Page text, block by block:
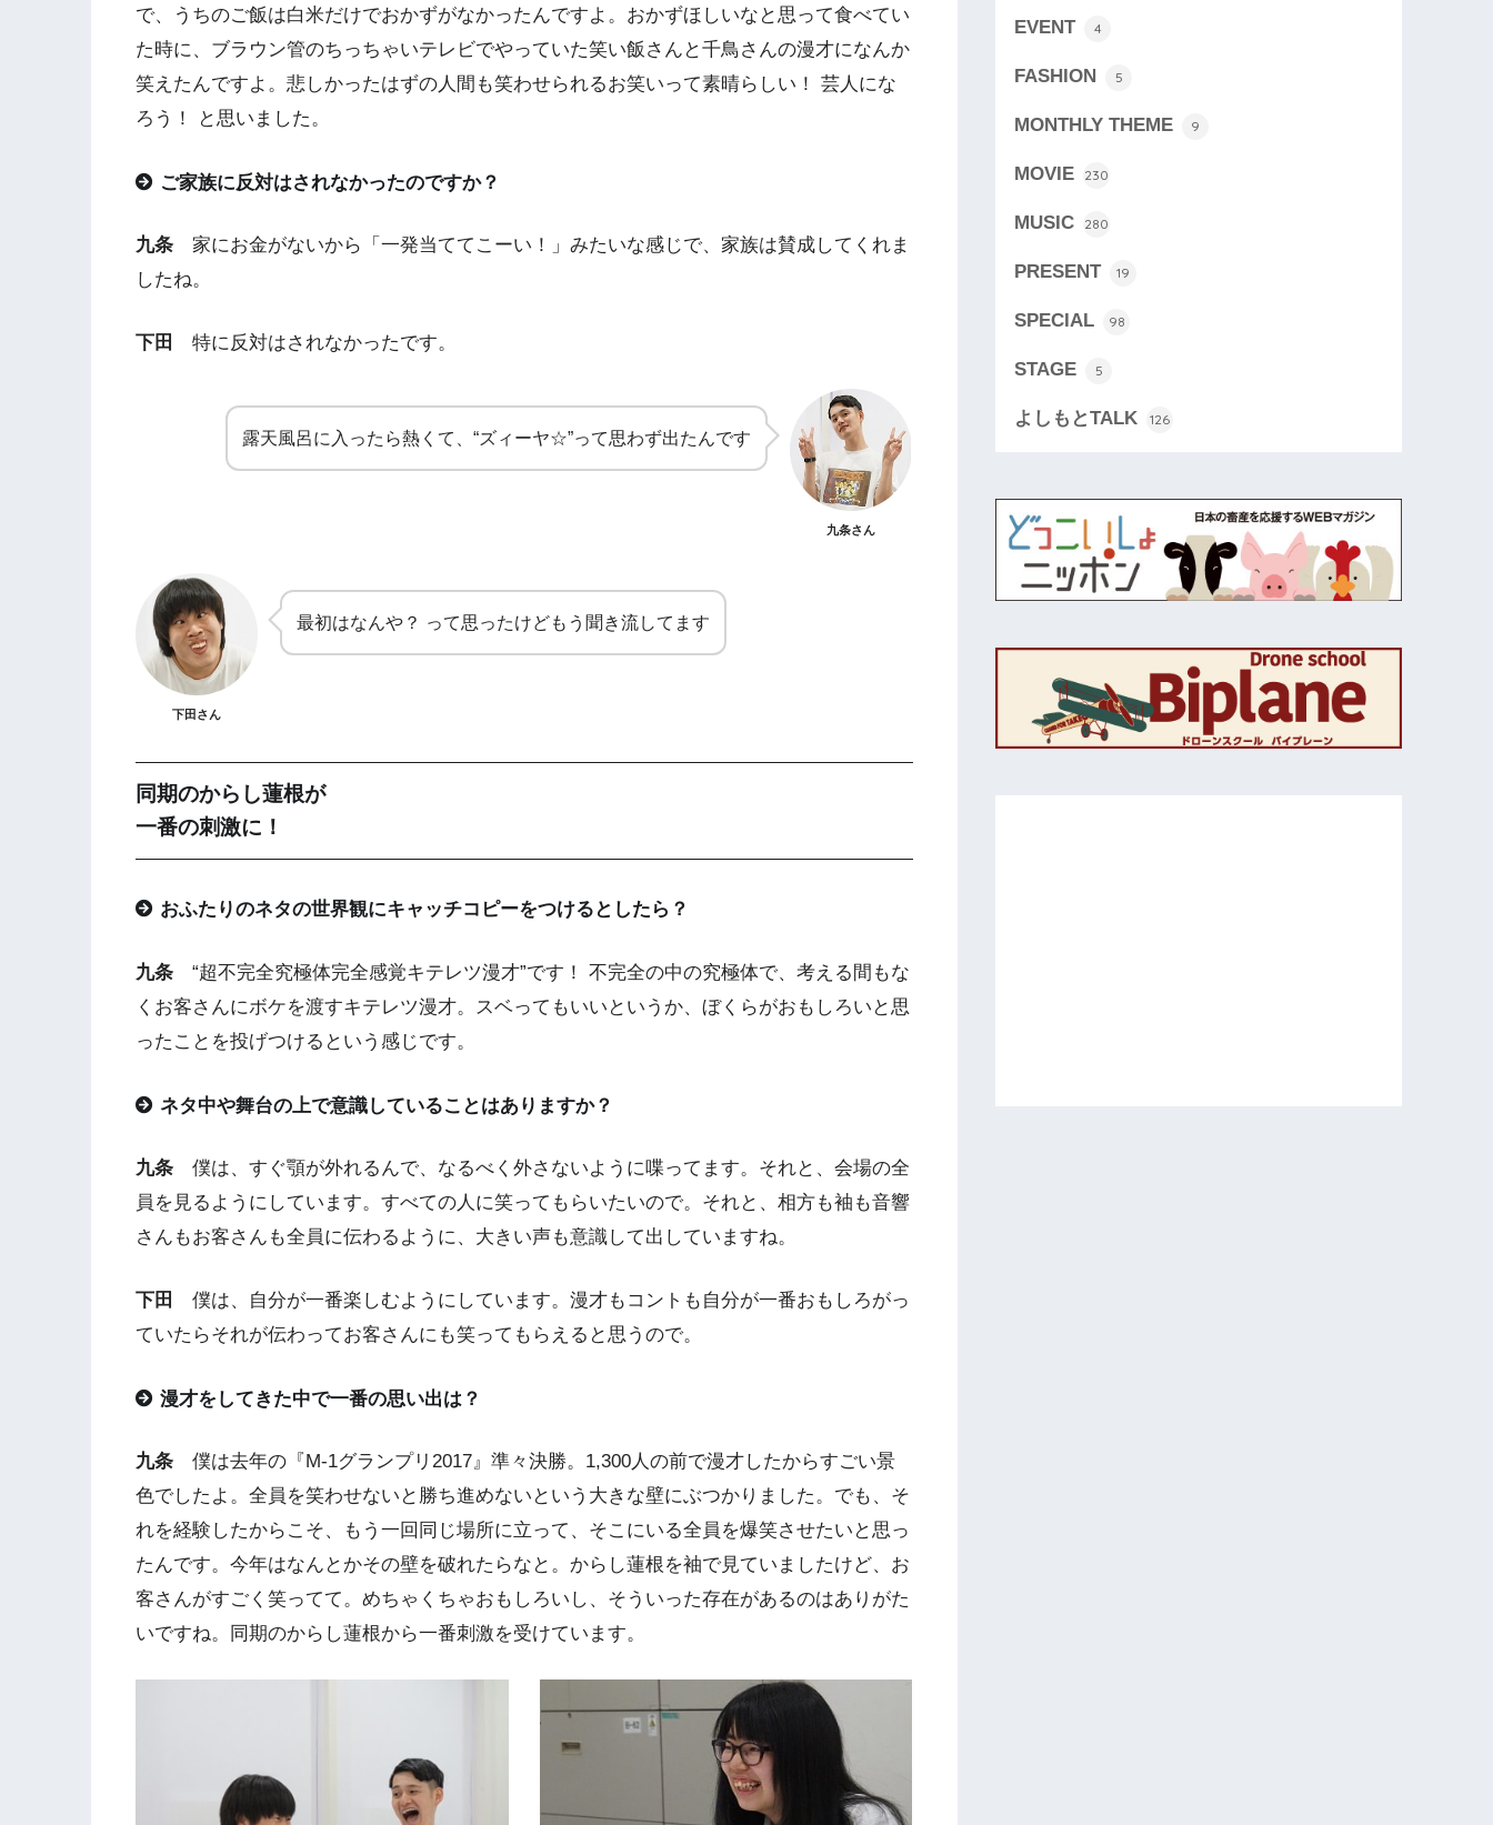
で、うちのご飯は白米だけでおかずがなかったんですよ。おかずほしいなと思って食べてい
た時に、ブラウン管のちっちゃいテレビでやっていた笑い飯さんと千鳥さんの漫才になんか
笑えたんですよ。悲しかったはずの人間も笑わせられるお笑いって素晴らしい！ 芸人にな
ろう！ と思いました。
ご家族に反対はされなかったのですか？
九条 家にお金がないから「一発当ててこーい！」みたいな感じで、家族は賛成してくれま
したね。
下田 特に反対はされなかったです。
露天風呂に入ったら熱くて、“ズィーヤ☆”って思わず出たんです
九条さん
下田さん
最初はなんや？ って思ったけどもう聞き流してます
同期のからし蓮根が
一番の刺激に！
おふたりのネタの世界観にキャッチコピーをつけるとしたら？
九条 “超不完全究極体完全感覚キテレツ漫才”です！ 不完全の中の究極体で、考える間もな
くお客さんにボケを渡すキテレツ漫才。スベってもいいというか、ぼくらがおもしろいと思
ったことを投げつけるという感じです。
ネタ中や舞台の上で意識していることはありますか？
九条 僕は、すぐ顎が外れるんで、なるべく外さないように喋ってます。それと、会場の全
員を見るようにしています。すべての人に笑ってもらいたいので。それと、相方も袖も音響
さんもお客さんも全員に伝わるように、大きい声も意識して出していますね。
下田
僕は、自分が一番楽しむようにしています。漫才もコントも自分が一番おもしろがっ
ていたらそれが伝わってお客さんにも笑ってもらえると思うので。
漫才をしてきた中で一番の思い出は？
九条 僕は去年の『M-1グランプリ2017』準々決勝。1,300人の前で漫才したからすごい景
色でしたよ。全員を笑わせないと勝ち進めないという大きな壁にぶつかりました。でも、そ
れを経験したからこそ、もう一回同じ場所に立って、そこにいる全員を爆笑させたいと思っ
たんです。今年はなんとかその壁を破れたらなと。からし蓮根を袖で見ていましたけど、お
客さんがすごく笑ってて。めちゃくちゃおもしろいし、そういった存在があるのはありがた
いですね。同期のからし蓮根から一番刺激を受けています。
EVENT 4
FASHION 5
MONTHLY THEME 9
MOVIE 230
MUSIC 280
PRESENT 19
SPECIAL 98
STAGE 5
よしもとTALK 126